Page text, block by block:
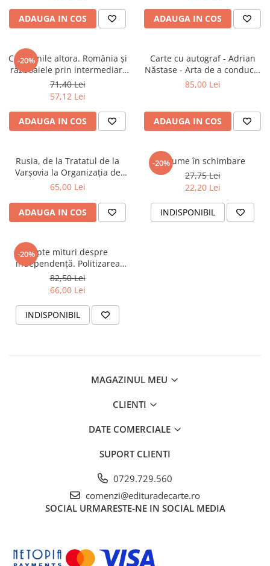
ADAUGA IN COS ADAUGA IN COS
-20%
Cu mâinile altora. România și
războaiele prin intermediari
în Africa (1970-1985)
71,40 Lei
57,12 Lei
ADAUGA IN COS
Carte cu autograf - Adrian
Năstase - Arta de a conduce.
Discursuri politice (2000-2013)
85,00 Lei
ADAUGA IN COS
Rusia, de la Tratatul de la
Varșovia la Organizația de
Cooperare de la Shanghai și
65,00 Lei
ADAUGA IN COS
-20%O lume în schimbare
27,75 Lei
22,20 Lei
INDISPONIBIL
-20%Șapte mituri despre
independență. Politizarea
istoriei
82,50 Lei
66,00 Lei
INDISPONIBIL
MAGAZINUL MEU
CLIENTI
DATE COMERCIALE
SUPORT CLIENTI
0729.729.560
comenzi@edituradecarte.ro
SOCIAL URMARESTE-NE IN SOCIAL MEDIA